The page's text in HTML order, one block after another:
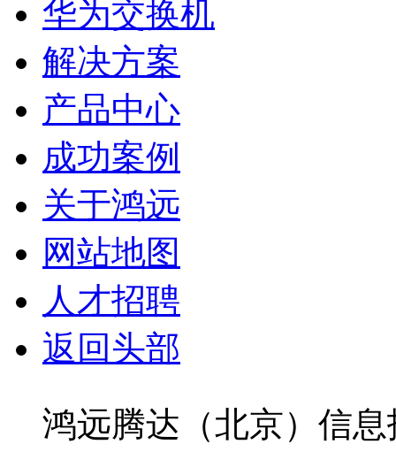
华为交换机
解决方案
产品中心
成功案例
关于鸿远
网站地图
人才招聘
返回头部
鸿远腾达（北京）信